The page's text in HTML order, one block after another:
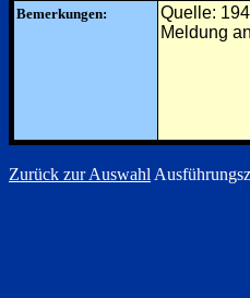
Bemerkungen:
Quelle:
Meldung
Zurück zur Auswahl